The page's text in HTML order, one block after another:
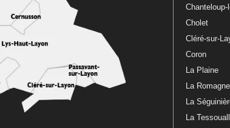
Cholet
Cléré-sur-
Coron
La Plaine
La Romagne
La
La